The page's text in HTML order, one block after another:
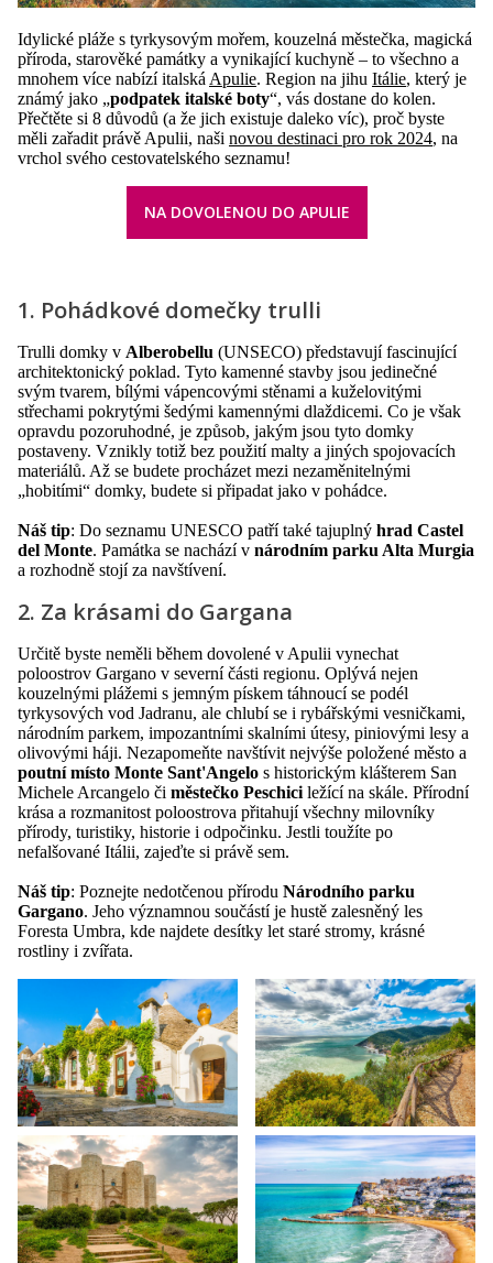
Idylické pláže s tyrkysovým mořem, kouzelná městečka, magická
příroda, starověké památky a vynikající kuchyně – to všechno a
mnohem více nabízí italská Apulie. Region na jihu Itálie, který je
známý jako „podpatek italské boty“, vás dostane do kolen.
Přečtěte si 8 důvodů (a že jich existuje daleko víc), proč byste
měli zařadit právě Apulii, naši novou destinaci pro rok 2024, na
vrchol svého cestovatelského seznamu!
NA DOVOLENOU DO APULIE
1. Pohádkové domečky trulli
Trulli domky v Alberobellu (UNSECO) představují fascinující
architektonický poklad. Tyto kamenné stavby jsou jedinečné
svým tvarem, bílými vápencovými stěnami a kuželovitými
střechami pokrytými šedými kamennými dlaždicemi. Co je však
opravdu pozoruhodné, je způsob, jakým jsou tyto domky
postaveny. Vznikly totiž bez použití malty a jiných spojovacích
materiálů. Až se budete procházet mezi nezaměnitelnými
„hobitími“ domky, budete si připadat jako v pohádce.
Náš tip: Do seznamu UNESCO patří také tajuplný hrad Castel
del Monte. Památka se nachází v národním parku Alta Murgia
a rozhodně stojí za navštívení.
2. Za krásami do Gargana
Určitě byste neměli během dovolené v Apulii vynechat
poloostrov Gargano v severní části regionu. Oplývá nejen
kouzelnými plážemi s jemným pískem táhnoucí se podél
tyrkysových vod Jadranu, ale chlubí se i rybářskými vesničkami,
národním parkem, impozantními skalními útesy, piniovými lesy a
olivovými háji. Nezapomeňte navštívit nejvýše položené město a
poutní místo Monte Sant'Angelo s historickým klášterem San
Michele Arcangelo či městečko Peschici ležící na skále. Přírodní
krása a rozmanitost poloostrova přitahují všechny milovníky
přírody, turistiky, historie i odpočinku. Jestli toužíte po
nefalšované Itálii, zajeďte si právě sem.
Náš tip: Poznejte nedotčenou přírodu Národního parku
Gargano. Jeho významnou součástí je hustě zalesněný les
Foresta Umbra, kde najdete desítky let staré stromy, krásné
rostliny i zvířata.